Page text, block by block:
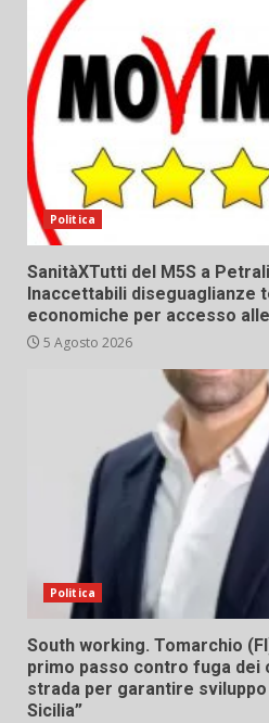
Politica
SanitàXTutti del M5S a
Inaccettabili diseguaglianze
economiche per accesso
5 Agosto 2026
Politica
South working. Tomarchio
primo passo contro fuga
strada per garantire
Sicilia”